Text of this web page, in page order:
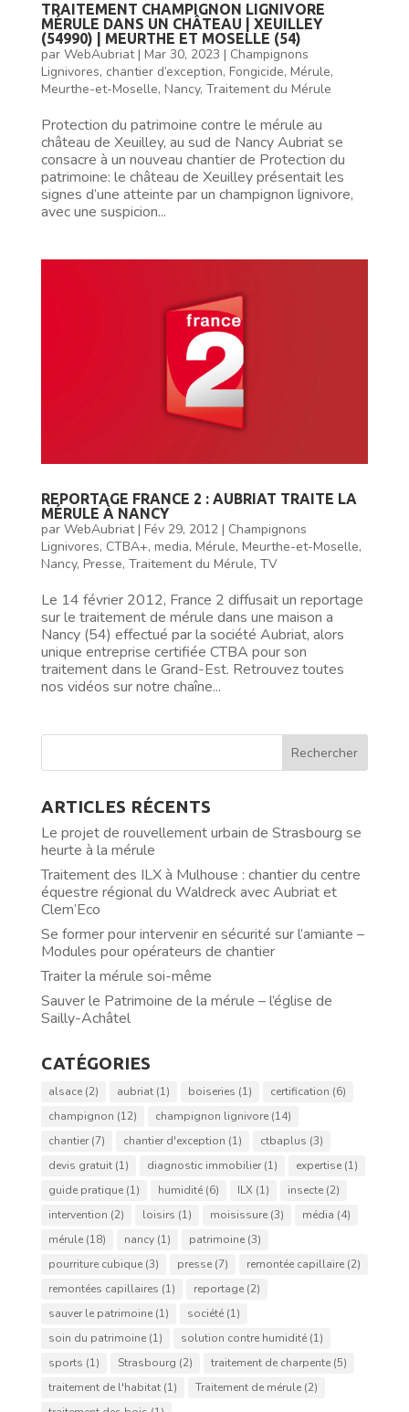
TRAITEMENT CHAMPIGNON LIGNIVORE
MÉRULE DANS UN CHÂTEAU | XEUILLEY
(54990) | MEURTHE ET MOSELLE (54)
par WebAubriat| Mar 30, 2023 | Champignons
Lignivores, chantier d’exception, Fongicide, Mérule,
Meurthe-et-Moselle, Nancy, Traitement du Mérule
Protection du patrimoine contre le mérule au
château de Xeuilley, au sud de Nancy Aubriat se
consacre à un nouveau chantier de Protection du
patrimoine: le château de Xeuilley présentait les
signes d’une atteinte par un champignon lignivore,
avec une suspicion...
REPORTAGE FRANCE 2 : AUBRIAT TRAITE LA
MÉRULE À NANCY
par WebAubriat| Fév 29, 2012| Champignons
Lignivores, CTBA+, media, Mérule, Meurthe-et-Moselle,
Nancy, Presse, Traitement du Mérule, TV
Le 14 février 2012, France 2 diffusait un reportage
sur le traitement de mérule dans une maison a
Nancy (54) effectué par la société Aubriat, alors
unique entreprise certifiée CTBA pour son
traitement dans le Grand-Est. Retrouvez toutes
nos vidéos sur notre chaîne...
ARTICLES RÉCENTS
Le projet de rouvellement urbain de Strasbourg se
heurte à la mérule
Traitement des ILX à Mulhouse : chantier du centre
équestre régional du Waldreck avec Aubriat et
Clem’Eco
Se former pour intervenir en sécurité sur l’amiante –
Modules pour opérateurs de chantier
Traiter la mérule soi-même
Sauver le Patrimoine de la mérule – l’église de
Sailly-Achâtel
CATÉGORIES
alsace(2) aubriat(1) boiseries (1) certification (6)
champignon (12) champignon lignivore(14)
chantier(7) chantier d'exception (1) ctbaplus (3)
devis gratuit(1) diagnostic immobilier(1) expertise(1)
guide pratique(1) humidité(6) ILX(1) insecte(2)
intervention (2) loisirs (1) moisissure(3) média (4)
mérule(18) nancy(1) patrimoine(3)
pourriture cubique(3) presse(7) remontée capillaire(2)
remontées capillaires (1) reportage(2)
sauver le patrimoine(1) société(1)
soin du patrimoine(1) solution contre humidité(1)
sports (1) Strasbourg (2) traitement de charpente(5)
traitement de l'habitat(1) Traitement de mérule(2)